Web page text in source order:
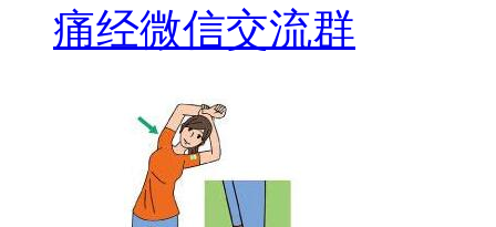
痛经微信交流群